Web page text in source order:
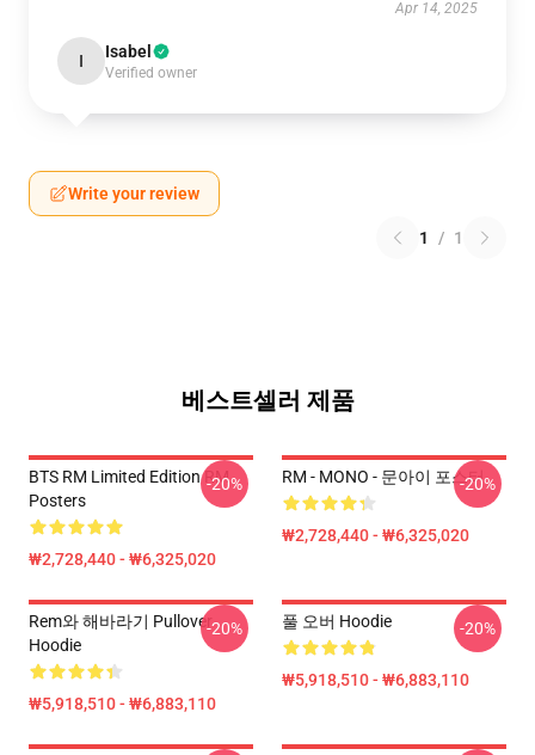
Apr 14, 2025
I Isabel
Verified owner
Write your review
1 / 1
베스트셀러 제품
BTS RM Limited Edition RM
Posters
₩2,728,440 - ₩6,325,020
-20% RM - MONO - 문아이 포스터
₩2,728,440 - ₩6,325,020
-20%
Rem와 해바라기 Pullover
Hoodie
₩5,918,510 - ₩6,883,110
-20% 풀 오버 Hoodie
₩5,918,510 - ₩6,883,110
-20%